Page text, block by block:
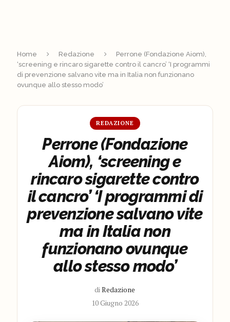
Home Redazione
Perrone (Fondazione Aiom),
‘screening e rincaro sigarette contro il cancro’ ‘I programmi
di prevenzione salvano vite ma in Italia non funzionano
ovunque allo stesso modo’
REDAZIONE
Perrone (Fondazione
Aiom), ‘screening e
rincaro sigarette contro
il cancro’ ‘I programmi di
prevenzione salvano vite
ma in Italia non
funzionano ovunque
allo stesso modo’
diRedazione
10 Giugno 2026